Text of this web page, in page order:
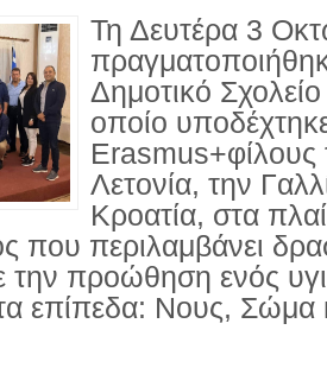
Τη Δευτέρα 3
Δημοτικό
οποίο
Erasmus+φίλους
Λετονία, την
Κροατία, στα
που περιλαμβάνει
την προώθηση ενός
επίπεδα: Νους, Σώμα